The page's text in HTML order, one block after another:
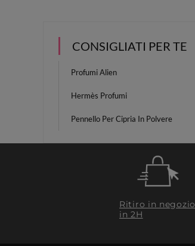
CONSIGLIATI PER TE
Profumi Alien
Hermès Profumi
Pennello Per Cipria In Polvere
Ritiro in negozio
in 2H